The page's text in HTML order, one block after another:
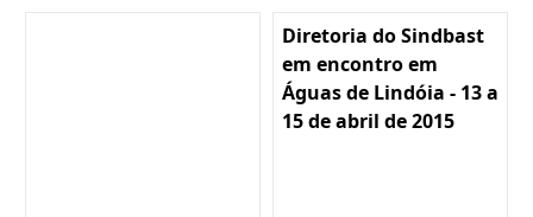
Diretoria do Sindbast
em encontro em
Águas de Lindóia - 13 a
15 de abril de 2015